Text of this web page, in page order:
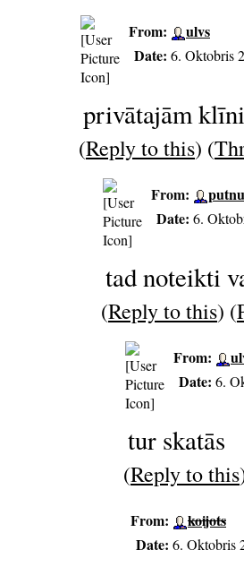
From:
ulvs
Date: 6. Oktobris
privātajām
(Reply to this) (
From:
Date: 6.
tad noteikti
(Reply to this) (
From:
Date: 6.
tur skatās
(Reply to this
From:
koijots
Date: 6. Oktobris